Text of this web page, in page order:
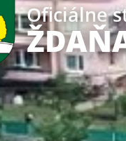
Oficiálne